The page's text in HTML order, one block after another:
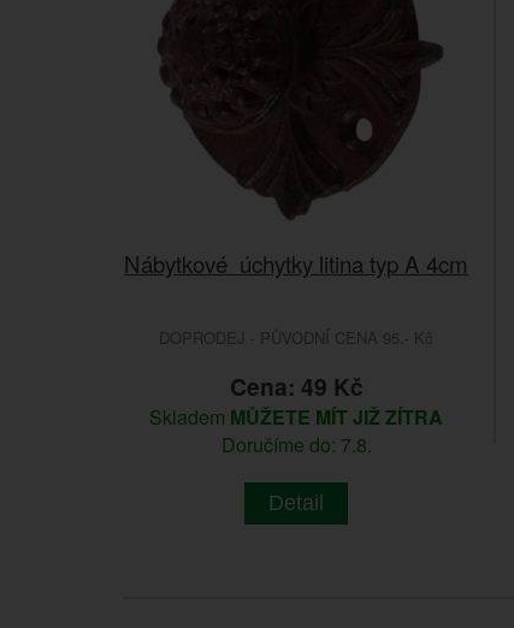
Nábytkové úchytky litina typ A 4cm
DOPRODEJ - PŮVODNÍ CENA 95.- Kč
Cena: 49 Kč
Skladem MŮŽETE MÍT JIŽ ZÍTRA
Doručíme do: 7.8.
Detail